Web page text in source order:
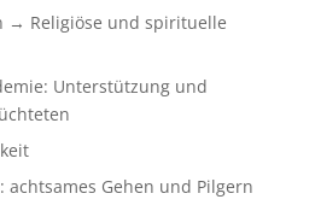
→ Religiöse und spirituelle
Unterstützung und
achtsames Gehen und Pilgern